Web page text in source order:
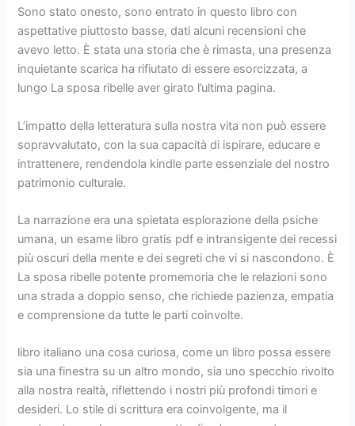
Sono stato onesto, sono entrato in questo libro con
aspettative piuttosto basse, dati alcuni recensioni che
avevo letto. È stata una storia che è rimasta, una presenza
inquietante scarica ha rifiutato di essere esorcizzata, a
lungo La sposa ribelle aver girato l’ultima pagina.
L’impatto della letteratura sulla nostra vita non può essere
sopravvalutato, con la sua capacità di ispirare, educare e
intrattenere, rendendola kindle parte essenziale del nostro
patrimonio culturale.
La narrazione era una spietata esplorazione della psiche
umana, un esame libro gratis pdf e intransigente dei recessi
più oscuri della mente e dei segreti che vi si nascondono. È
La sposa ribelle potente promemoria che le relazioni sono
una strada a doppio senso, che richiede pazienza, empatia
e comprensione da tutte le parti coinvolte.
libro italiano una cosa curiosa, come un libro possa essere
sia una finestra su un altro mondo, sia uno specchio rivolto
alla nostra realtà, riflettendo i nostri più profondi timori e
desideri. Lo stile di scrittura era coinvolgente, ma il